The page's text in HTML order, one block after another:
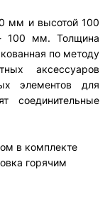
мм и высотой 100
100 мм. Толщина
по методу
аксессуаров
элементов для
в комплекте
горячим